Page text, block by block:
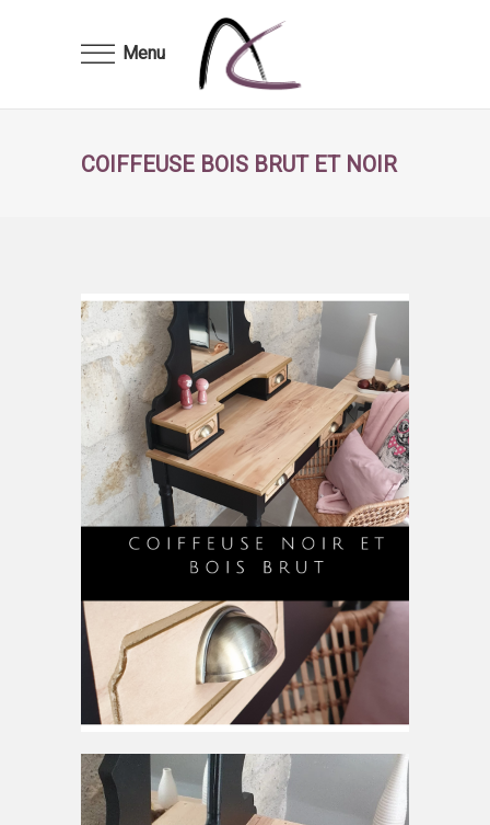
Menu
COIFFEUSE BOIS BRUT ET NOIR